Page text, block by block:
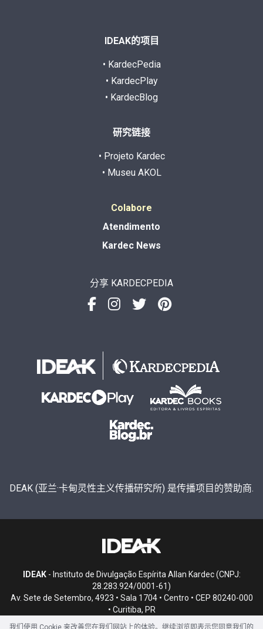
IDEAK的项目
• KardecPedia
• KardecPlay
• KardecBlog
研究链接
• Projeto Kardec
• Museu AKOL
Colabore
Atendimento
Kardec News
分享 KARDECPEDIA
DEAK (亚兰·卡甸灵性主义传播研究所) 是传播项目的赞助商.
IDEAK- Instituto de Divulgação Espírita Allan Kardec (CNPJ:
28.283.924/0001-61)
Av. Sete de Setembro, 4923 • Sala 1704 • Centro • CEP 80240-000
• Curitiba, PR
我们使用 Cookie 来改善您在我们网站上的体验。继续浏览即表示您同意我们的